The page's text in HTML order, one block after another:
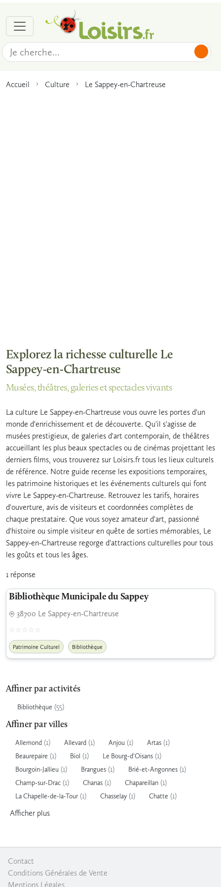
Accueil Culture Le Sappey-en-Chartreuse
Affiner par activités
Bibliothèque (55)
Affiner par villes
Allemond (1) Allevard (1) Anjou (1) Artas (1)
Beaurepaire (1) Biol (1) Le Bourg-d'Oisans (1)
Bourgoin-Jallieu (1) Brangues (1) Brié-et-Angonnes (1)
Champ-sur-Drac (1) Chanas (1) Chapareillan (1)
La Chapelle-de-la-Tour(1) Chasselay (1) Chatte (1)
Afficher plus
Explorez la richesse culturelle Le
Sappey-en-Chartreuse
Musées, théâtres, galeries et spectacles vivants
La culture Le Sappey-en-Chartreuse vous ouvre les portes d'un
monde d'enrichissement et de découverte. Qu'il s'agisse de
musées prestigieux, de galeries d'art contemporain, de théâtres
accueillant les plus beaux spectacles ou de cinémas projettant les
derniers films, vous trouverez sur Loisirs.fr tous les lieux culturels
de référence. Notre guide recense les expositions temporaires,
les patrimoine historiques et les événements culturels qui font
vivre Le Sappey-en-Chartreuse. Retrouvez les tarifs, horaires
d'ouverture, avis de visiteurs et coordonnées complètes de
chaque prestataire. Que vous soyez amateur d'art, passionné
d'histoire ou simple visiteur en quête de sorties mémorables, Le
Sappey-en-Chartreuse regorge d'attractions culturelles pour tous
les goûts et tous les âges.
1 réponse
Bibliothèque Municipale du Sappey
38700 Le Sappey-en-Chartreuse
Patrimoine Culturel Bibliothèque
Contact
Conditions Générales de Vente
Mentions Légales